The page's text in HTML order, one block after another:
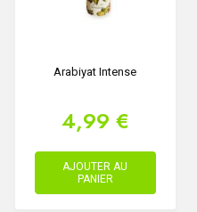
Arabiyat Intense
4,99 €
AJOUTER AU
PANIER